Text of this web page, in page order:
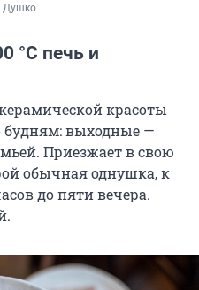
Душко
°C печь и
красоты
будням: выходные —
Приезжает в свою
обычная однушка, к
до пяти вечера.